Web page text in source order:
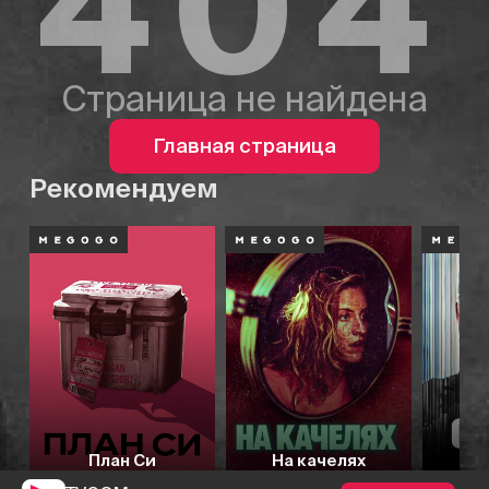
Страница не найдена
Главная страница
Рекомендуем
План Си На качелях